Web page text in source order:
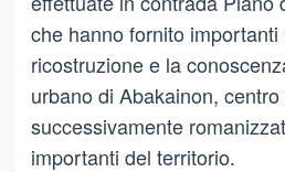
che hanno fornito
ricostruzione e la
urbano di Abakainon,
successivamente
importanti del territorio.